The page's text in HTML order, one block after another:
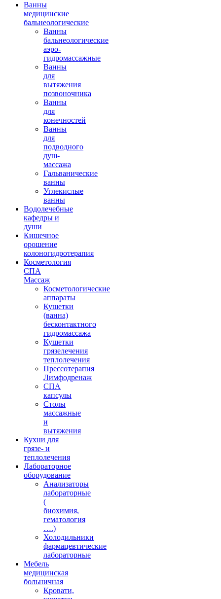
Ванны
медицинские
бальнеологические
Ванны
бальнеологические
аэро-
гидромассажные
Ванны
для
вытяжения
позвоночника
Ванны
для
конечностей
Ванны
для
подводного
душ-
массажа
Гальванические
ванны
Углекислые
ванны
Водолечебные
кафедры и
души
Кишечное
орошение
колоногидротерапия
Косметология
СПА
Массаж
Косметологические
аппараты
Кушетки
(ванна)
бесконтактного
гидромассажа
Кушетки
грязелечения
теплолечения
Прессотерапия
Лимфодренаж
СПА
капсулы
Столы
массажные
и
вытяжения
Кухни для
грязе- и
теплолечения
Лабораторное
оборудование
Анализаторы
лабораторные
(
биохимия,
гематология
….)
Холодильники
фармацевтические
лабораторные
Мебель
медицинская
больничная
Кровати,